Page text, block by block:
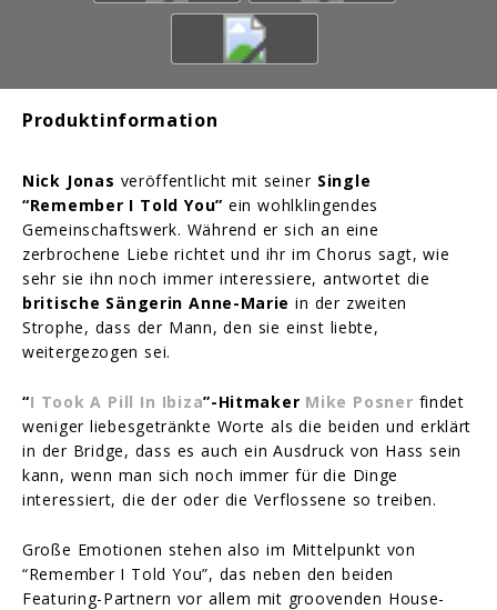
Produktinformation
Nick Jonas veröffentlicht mit seiner Single
“Remember I Told You” ein wohlklingendes
Gemeinschaftswerk. Während er sich an eine
zerbrochene Liebe richtet und ihr im Chorus sagt, wie
sehr sie ihn noch immer interessiere, antwortet die
britische Sängerin Anne-Marie in der zweiten
Strophe, dass der Mann, den sie einst liebte,
weitergezogen sei.
“I Took A Pill In Ibiza”-Hitmaker Mike Posner findet
weniger liebesgetränkte Worte als die beiden und erklärt
in der Bridge, dass es auch ein Ausdruck von Hass sein
kann, wenn man sich noch immer für die Dinge
interessiert, die der oder die Verflossene so treiben.
Große Emotionen stehen also im Mittelpunkt von
“Remember I Told You”, das neben den beiden
Featuring-Partnern vor allem mit groovenden House-